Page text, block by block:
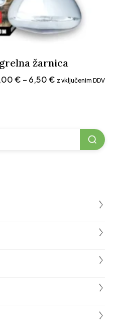
く
く
く
く
く
žarnica
€ – 6,50€ Cenovni
z vključenim DDV